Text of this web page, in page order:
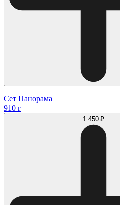
Сет Панорама
910 г
1 450 ₽